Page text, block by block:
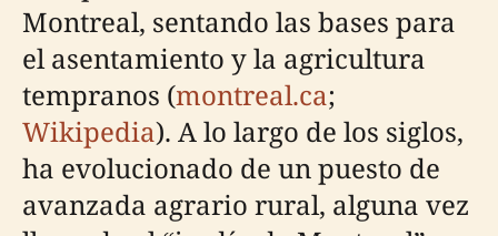
Montreal, sentando las bases para
el asentamiento y la agricultura
tempranos (montreal.ca;
Wikipedia). A lo largo de los siglos,
ha evolucionado de un puesto de
avanzada agrario rural, alguna vez